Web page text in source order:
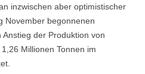
inzwischen aber optimistischer
November begonnenen
der Produktion von
Millionen Tonnen im